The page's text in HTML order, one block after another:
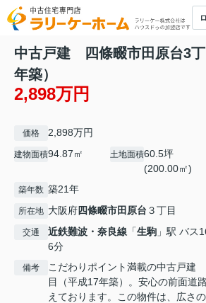
中古戸建 四條畷市田原台3
年築）
2,898万円
価格 2,898万円
建物面積94.87㎡ 土地面積60.5坪
(200.00㎡)
築年数 築21年
所在地 大阪府四條畷市田原台 ３丁目
交通 近鉄難波・奈良線 「生駒 」駅 バス
6分
備考
こだわりポイント満載の中古戸建
目（平成17年築）。安心の前面道
えております。この物件は、広さ